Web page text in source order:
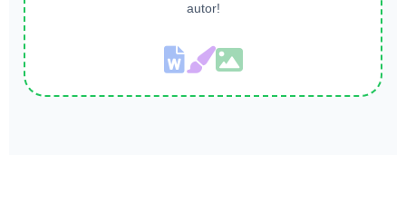
autor!